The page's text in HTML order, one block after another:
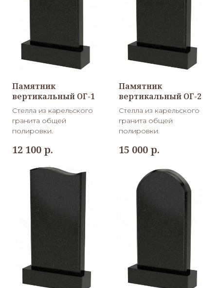
Памятник
вертикальный ОГ-1
Стелла из карельского
гранита общей
полировки.
12 100 р.
Памятник
вертикальный ОГ-2
Стелла из карельского
гранита общей
полировки.
15 000 р.